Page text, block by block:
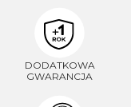
DODATKOWA
GWARANCJA